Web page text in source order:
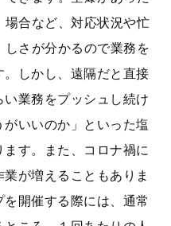
場合など、対応状況や忙
しさが分かるので業務を
しかし、遠隔だと直接
業務をプッシュし続け
いいのか」といった塩
す。また、コロナ禍に
が増えることもありま
開催する際には、通常